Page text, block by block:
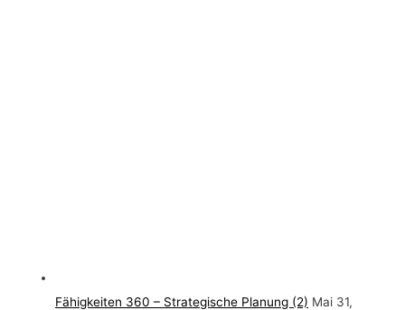
Fähigkeiten 360 – Strategische Planung (2) Mai 31,